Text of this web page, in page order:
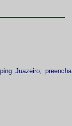
Juazeiro, preencha